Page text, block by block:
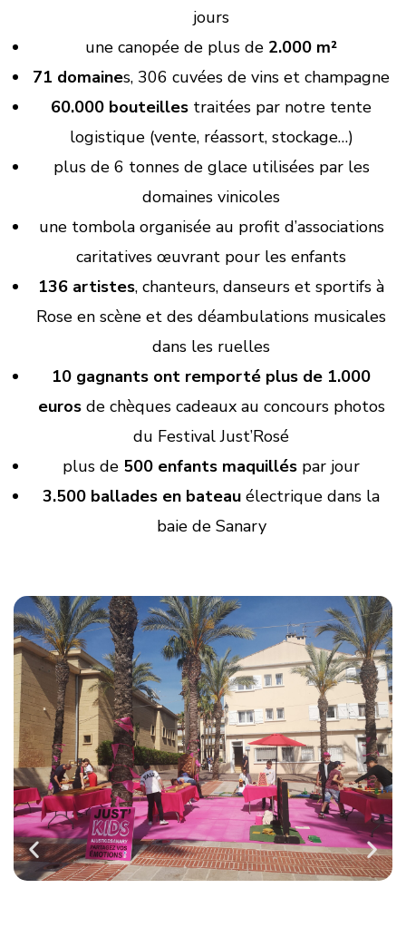
jours
une canopée de plus de 2.000 m²
71 domaines, 306 cuvées de vins et champagne
60.000 bouteilles traitées par notre tente
logistique (vente, réassort, stockage…)
plus de 6 tonnes de glace utilisées par les
domaines vinicoles
une tombola organisée au profit d’associations
caritatives œuvrant pour les enfants
136 artistes, chanteurs, danseurs et sportifs à
Rose en scène et des déambulations musicales
dans les ruelles
10 gagnants ont remporté plus de 1.000
eurosde chèques cadeaux au concours photos
du Festival Just’Rosé
plus de 500 enfants maquillés par jour
3.500 ballades en bateau électrique dans la
baie de Sanary